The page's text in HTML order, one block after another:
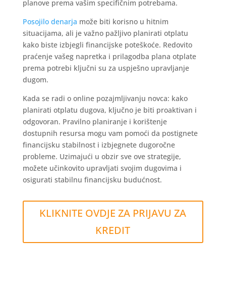
planove prema vašim specifičnim potrebama.
Posojilo denarja može biti korisno u hitnim
situacijama, ali je važno pažljivo planirati otplatu
kako biste izbjegli financijske poteškoće. Redovito
praćenje vašeg napretka i prilagodba plana otplate
prema potrebi ključni su za uspješno upravljanje
dugom.
Kada se radi o online pozajmljivanju novca: kako
planirati otplatu dugova, ključno je biti proaktivan i
odgovoran. Pravilno planiranje i korištenje
dostupnih resursa mogu vam pomoći da postignete
financijsku stabilnost i izbjegnete dugoročne
probleme. Uzimajući u obzir sve ove strategije,
možete učinkovito upravljati svojim dugovima i
osigurati stabilnu financijsku budućnost.
KLIKNITE OVDJE ZA PRIJAVU ZA
KREDIT